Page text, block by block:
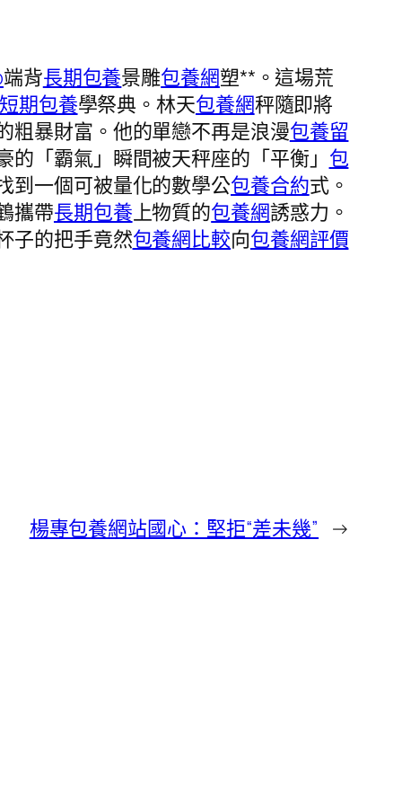
端背長期包養景雕包養網塑**。這場荒
期包養學祭典。林天包養網秤隨即將
粗暴財富。他的單戀不再是浪漫包養留
「霸氣」瞬間被天秤座的「平衡」 包
到一個可被量化的數學公包養合約式。
攜帶長期包養上物質的包養網誘惑力。
子的把手竟然包養網比較向包養網評價
楊專包養網站國心：堅拒“差未幾” →